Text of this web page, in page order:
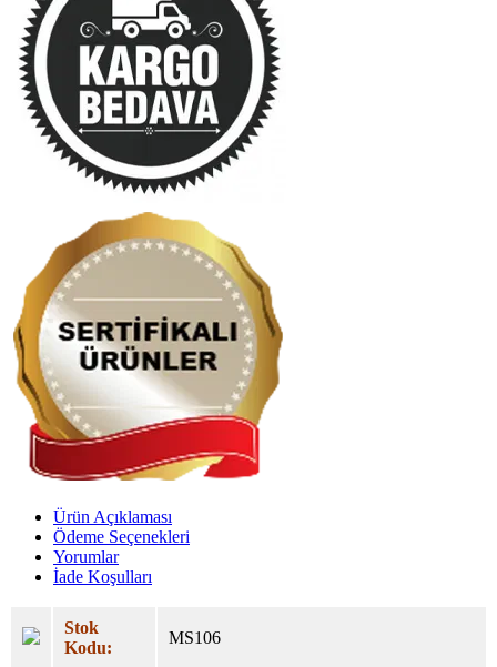
Ürün Açıklaması
Ödeme Seçenekleri
Yorumlar
İade Koşulları
Stok
Kodu:
MS106